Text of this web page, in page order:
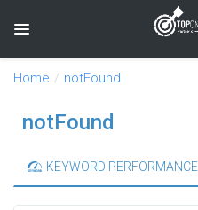
Toggle navigation
Home notFound
notFound
KEYWORD PERFORMANCE